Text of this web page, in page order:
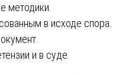
методики.
в исходе спора.
и в суде.